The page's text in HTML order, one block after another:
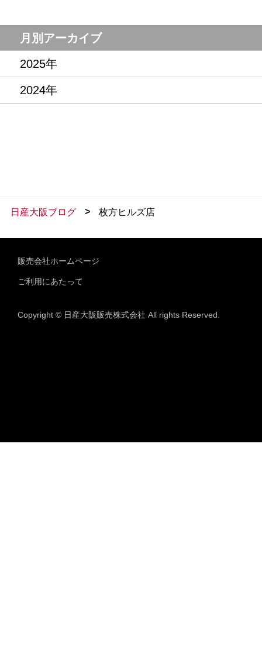
月別アーカイブ
2025年
2024年
日産大阪ブログ > 枚方ヒルズ店
販売会社ホームページ
ご利用にあたって
Copyright © 日産大阪販売株式会社 All rights Reserved.